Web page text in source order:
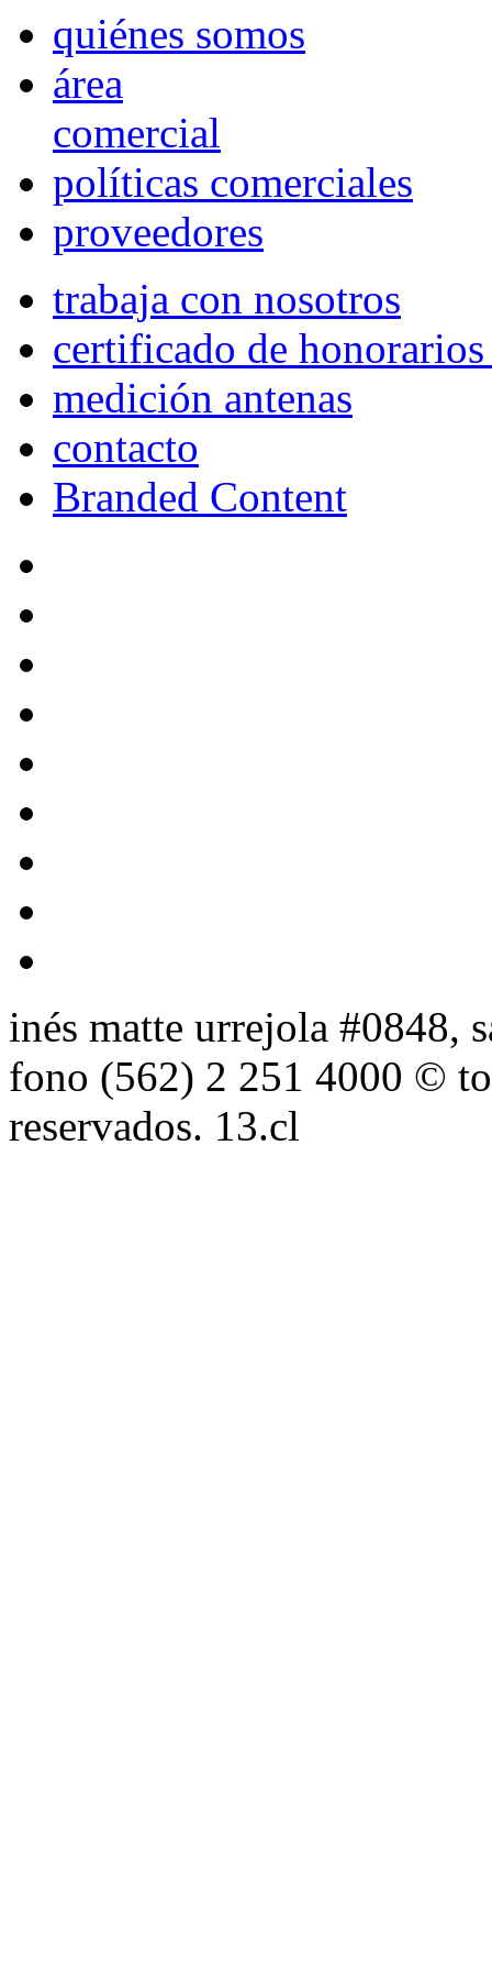
quiénes somos
área
comercial
políticas comerciales
proveedores
trabaja con nosotros
certificado de
medición antenas
contacto
Branded Content
inés matte urrejola #0848,
fono (562) 2 251 4000 ©
reservados. 13.cl